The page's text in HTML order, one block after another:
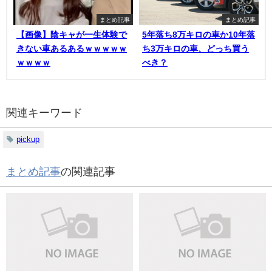
まとめ記事
【画像】陰キャが一生体験で
きない車あるあるｗｗｗｗｗ
ｗｗｗｗ
まとめ記事
5年落ち8万キロの車か10年落
ち3万キロの車、どっち買う
べき？
関連キーワード
pickup
まとめ記事の関連記事